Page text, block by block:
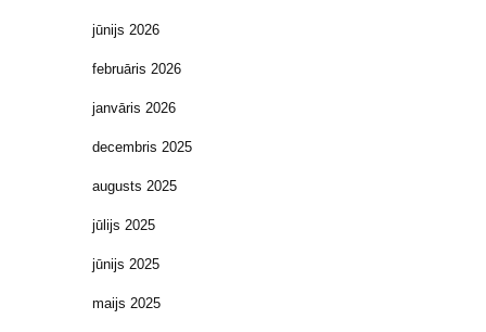
jūnijs 2026
februāris 2026
janvāris 2026
decembris 2025
augusts 2025
jūlijs 2025
jūnijs 2025
maijs 2025